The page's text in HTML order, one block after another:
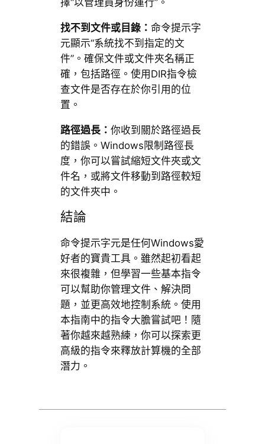
擇“以管理員身份運行”。
找不到文件或目錄： 命令提示字
元顯示“系統找不到指定的文
件”。確保文件或文件夾名稱正
確，包括路徑。使用DIR指令檢
查文件是否存在於你引用的位
置。
路徑過長： 你收到關於路徑過長
的錯誤。Windows限制路徑長
度，你可以嘗試縮短文件夾或文
件名，或將文件移動到路徑較短
的文件夾中。
結論
命令提示字元是任何Windows愛
好者的寶貴工具。雖然起初看起
來很複雜，但學習一些基本指令
可以幫助你管理文件、解決問
題，並更高效地控制系統。使用
本指南中的指令大膽嘗試吧！隨
著你越來越熟練，你可以探索更
高級的指令來釋放計算機的全部
潛力。